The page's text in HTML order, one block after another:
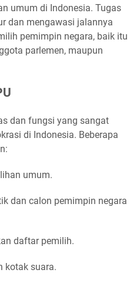
umum di Indonesia. Tugas
dan mengawasi jalannya
pemimpin negara, baik itu
parlemen, maupun
dan fungsi yang sangat
di Indonesia. Beberapa
umum.
dan calon pemimpin negara
daftar pemilih.
kotak suara.